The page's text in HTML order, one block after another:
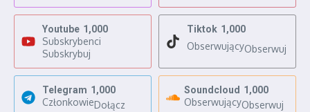
Youtube 1,000
Subskrybenci
Subskrybuj
Tiktok 1,000
ObserwującyObserwuj
Telegram 1,000
CzłonkowieDołącz
Soundcloud 1,000
ObserwującyObserwuj